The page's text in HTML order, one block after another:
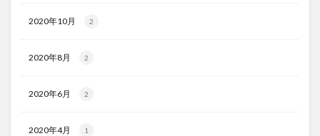
2020年10月 2
2020年8月 2
2020年6月 2
2020年4月 1